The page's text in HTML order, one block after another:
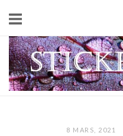
content
Home
8 MARS, 2021